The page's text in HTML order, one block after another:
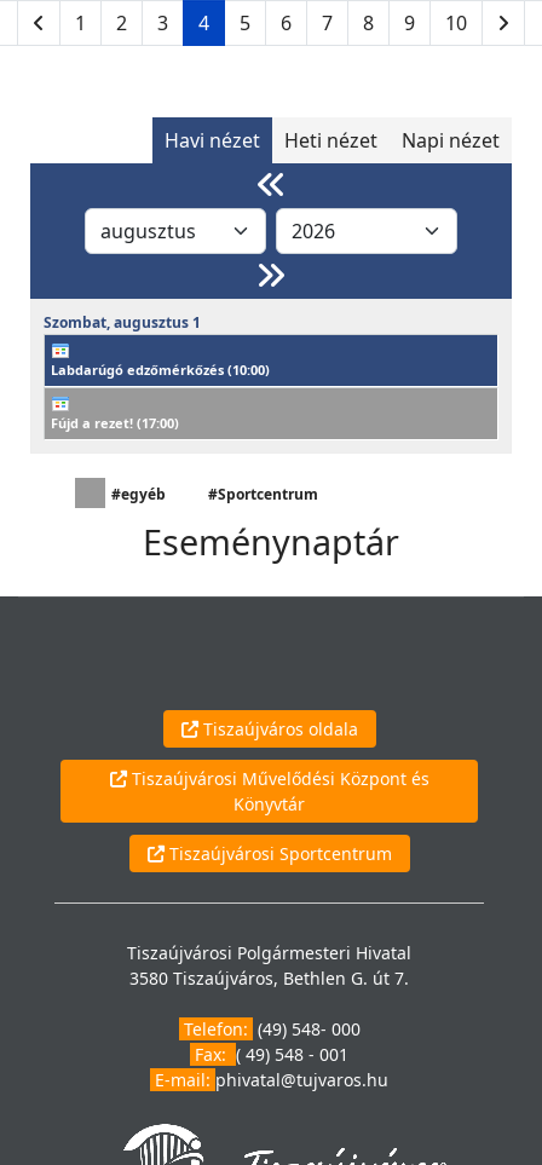
1 2 3 4 5 6 7 8 9 10
Havi nézet Heti nézet Napi nézet
Szombat,augusztus 1
Labdarúgó edzőmérkőzés (10:00)
Fújd a rezet! (17:00)
#egyéb #Sportcentrum
Eseménynaptár
Tiszaújváros oldala
Tiszaújvárosi Művelődési Központ és
Könyvtár
Tiszaújvárosi Sportcentrum
Tiszaújvárosi Polgármesteri Hivatal
3580 Tiszaújváros, Bethlen G. út 7.
Telefon: (49) 548- 000
Fax: ( 49) 548 - 001
E-mail: phivatal@tujvaros.hu